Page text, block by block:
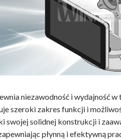
niezawodność i wydajność w
szeroki zakres funkcji i
swojej solidnej konstrukcji i
płynną i efektywną